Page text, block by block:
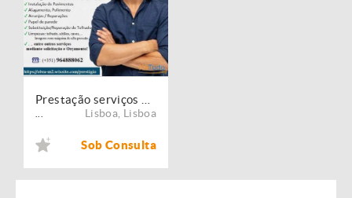
Lisboa Lisboa
Sob Consulta